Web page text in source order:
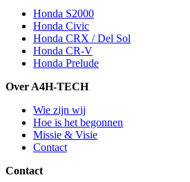
Honda S2000
Honda Civic
Honda CRX / Del Sol
Honda CR-V
Honda Prelude
Over A4H-TECH
Wie zijn wij
Hoe is het begonnen
Missie & Visie
Contact
Contact